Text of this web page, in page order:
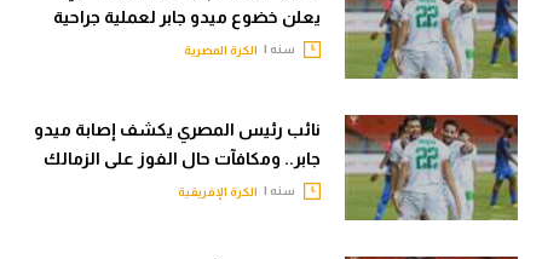
تقرير في الجول
تحليل في الجول
حكايات في الجول
كويز في الجول
يعلن خضوع ميدو جابر لعملية جراحية
سنه | الكرة المصرية
نائب رئيس المصري يكشف إصابة ميدو
جابر.. ومكافآت حال الفوز على الزمالك
سنه | الكرة الإفريقية